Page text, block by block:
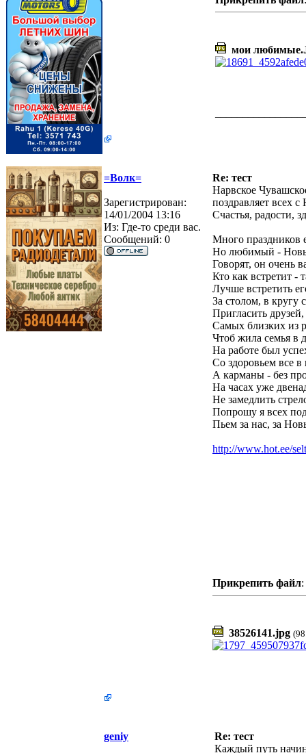
мои
=Волк= Re: тест
Зарегистрирован:
14/01/2004 13:16
Из: Где-то среди вас.
Сообщений: 0
Нарвское
поздравляет всех
Счастья, радости,
Много праздников
Но любимый -
Говорят, он очень
Кто как встретит -
Лучше встретить
За столом, в кругу
Пригласить
Самых близких из
Чтоб жила семья в
На работе был
Со здоровьем все в
А карманы - без
На часах уже
Не замедлить
Попрошу я всех
Пьем за нас, за
http://www.hot.ee/
Прикрепить файл:
38526141.jpg
geniy Re: тест
Каждый путь